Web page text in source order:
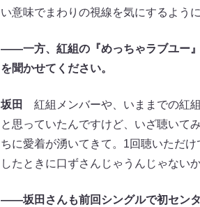
い意味でまわりの視線を気にするよう
――一方、紅組の『めっちゃラブユー
を聞かせてください。
坂田
紅組メンバーや、いままでの紅
と思っていたんですけど、いざ聴いて
ちに愛着が湧いてきて。1回聴いただ
したときに口ずさんじゃうんじゃない
――坂田さんも前回シングルで初セン